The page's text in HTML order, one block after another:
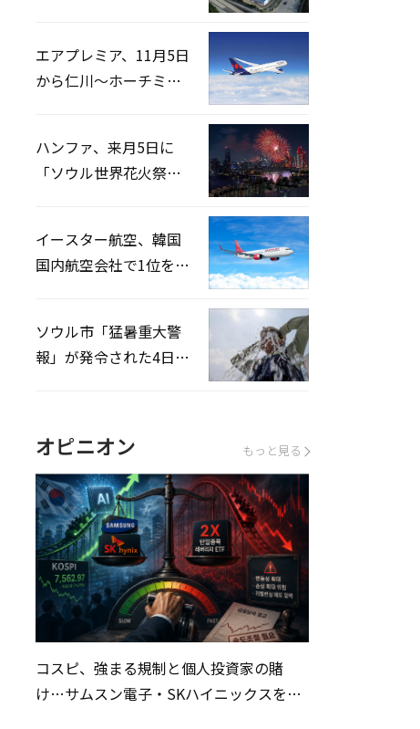
エアプレミア、11月5日
から仁川〜ホーチミン
ハンファ、来月5日に
「ソウル世界花火祭り
イースター航空、韓国
国内航空会社で1位を記
ソウル市「猛暑重大警
報」が発令された4日、
オピニオン もっと見る
コスピ、強まる規制と個人投資家の賭
け…サムスン電子・SKハイニックスを巡